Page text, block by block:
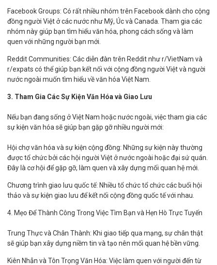
Facebook Groups: Có rất nhiều nhóm trên Facebook dành cho cộng
đồng người Việt ở các nước như Mỹ, Úc và Canada. Tham gia các
nhóm này giúp bạn tìm hiểu văn hóa, phong cách sống và làm
quen với những người bạn mới.
Reddit Communities: Các diễn đàn trên Reddit như r/VietNam và
r/expats có thể giúp bạn kết nối với cộng đồng người Việt và người
nước ngoài muốn tìm hiểu về văn hóa Việt Nam.
3. Tham Gia Các Sự Kiện Văn Hóa và Giao Lưu
Nếu bạn đang sống ở Việt Nam hoặc nước ngoài, việc tham gia các
sự kiện văn hóa sẽ giúp bạn gặp gỡ nhiều người mới:
Hội chợ văn hóa và sự kiện cộng đồng: Những sự kiện này thường
được tổ chức bởi các hội người Việt ở nước ngoài hoặc đại sứ quán.
Đây là cơ hội để gặp gỡ, làm quen và xây dựng mối quan hệ mới.
Chương trình giao lưu quốc tế: Nhiều tổ chức tổ chức các buổi hội
thảo và sự kiện giao lưu để kết nối cộng đồng quốc tế với nhau.
4. Mẹo Để Thành Công Trong Việc Tìm Bạn và Hẹn Hò Trực Tuyến
Trung Thực và Chân Thành: Khi giao tiếp qua mạng, sự chân thật
sẽ giúp bạn xây dựng niềm tin và tạo nên mối quan hệ bền vững.
Kiên Nhẫn và Tôn Trọng Văn Hóa: Việc làm quen với người đến từ